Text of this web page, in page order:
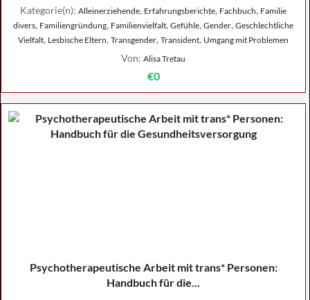
Kategorie(n): Alleinerziehende, Erfahrungsberichte, Fachbuch, Familie
divers, Familiengründung, Familienvielfalt, Gefühle, Gender, Geschlechtliche
Vielfalt, Lesbische Eltern, Transgender, Transident, Umgang mit Problemen
Von: Alisa Tretau
€0
Psychotherapeutische Arbeit mit trans* Personen:
Handbuch für die...